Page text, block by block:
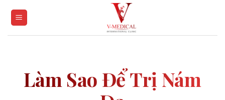
Làm Sao Để Trị Nám